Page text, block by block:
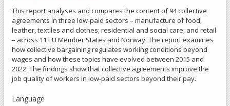
This report analyses and compares the content of 94 collective
agreements in three low-paid sectors – manufacture of food,
leather, textiles and clothes; residential and social care; and retail
– across 11 EU Member States and Norway. The report examines
how collective bargaining regulates working conditions beyond
wages and how these topics have evolved between 2015 and
2022. The findings show that collective agreements improve the
job quality of workers in low-paid sectors beyond their pay.
Language